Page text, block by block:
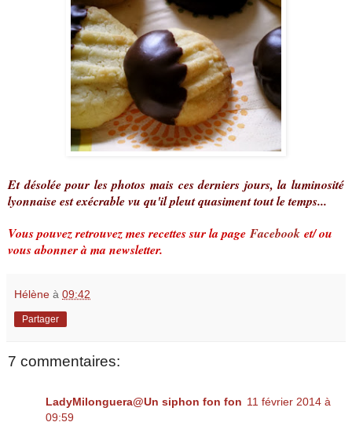
Et désolée pour les photos mais ces derniers jours, la luminosité
lyonnaise est exécrable vu qu'il pleut quasiment tout le temps...
Vous pouvez retrouvez mes recettes sur la page Facebook et/ ou
vous abonner à ma newsletter.
Hélène à 09:42
Partager
7 commentaires:
LadyMilonguera@Un siphon fon fon 11 février 2014 à
09:59